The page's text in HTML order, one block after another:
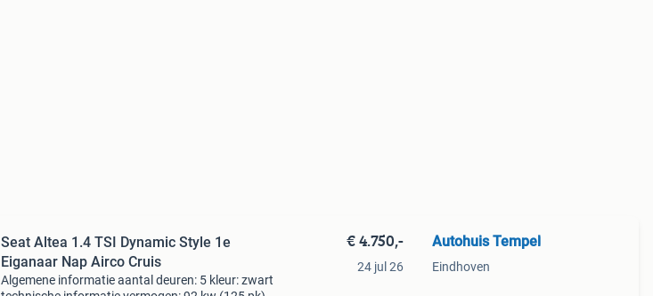
Seat Altea 1.4 TSI Dynamic Style 1e
Eiganaar Nap Airco Cruis
Algemene informatie aantal deuren: 5 kleur: zwart
€ 4.750,-
24 jul 26
Autohuis Tempel
Eindhoven